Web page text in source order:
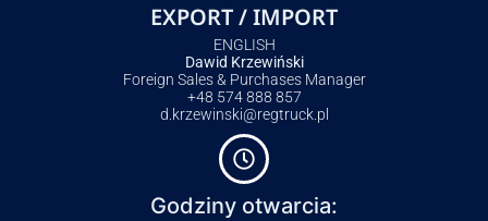
EXPORT / IMPORT
ENGLISH
Dawid Krzewiński
Foreign Sales & Purchases Manager
+48 574 888 857
d.krzewinski@regtruck.pl
Godziny otwarcia: